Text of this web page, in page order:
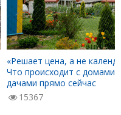
«Решает цена, а не
Что происходит с домами
дачами прямо сейчас
15367